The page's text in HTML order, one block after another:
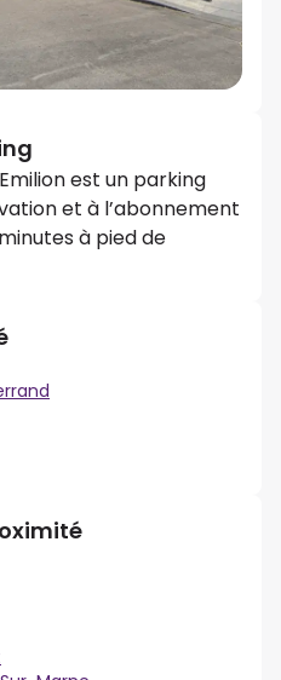
est un parking
et à l’abonnement
à pied de